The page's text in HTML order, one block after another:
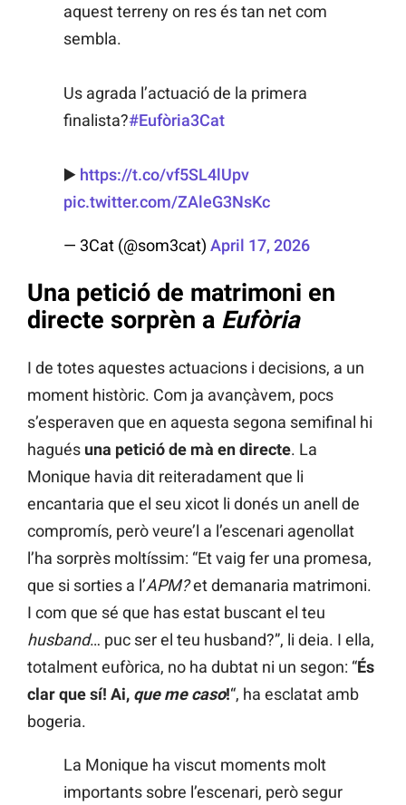
aquest terreny on res és tan net com
sembla.
Us agrada l’actuació de la primera
finalista?#Eufòria3Cat
▶️ https://t.co/vf5SL4lUpv
pic.twitter.com/ZAleG3NsKc
— 3Cat (@som3cat) April 17, 2026
Una petició de matrimoni en
directe sorprèn a Eufòria
I de totes aquestes actuacions i decisions, a un
moment històric. Com ja avançàvem, pocs
s’esperaven que en aquesta segona semifinal hi
hagués una petició de mà en directe. La
Monique havia dit reiteradament que li
encantaria que el seu xicot li donés un anell de
compromís, però veure’l a l’escenari agenollat
l’ha sorprès moltíssim: “Et vaig fer una promesa,
que si sorties a l’APM?et demanaria matrimoni.
I com que sé que has estat buscant el teu
husband… puc ser el teu husband?”, li deia. I ella,
totalment eufòrica, no ha dubtat ni un segon: “És
clar que sí! Ai, que me caso!“, ha esclatat amb
bogeria.
La Monique ha viscut moments molt
importants sobre l’escenari, però segur